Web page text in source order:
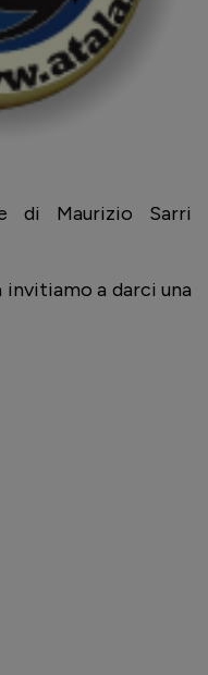
di Maurizio Sarri
invitiamo a darci una